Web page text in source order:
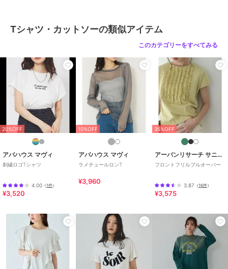
Tシャツ・カットソーの類似アイテム
このカテゴリーをすべてみる
20%OFF
アバハウス マヴィ
刺繍ロゴTシャツ
4.00 （1件）
¥3,520
10%OFF
アバハウス マヴィ
ラメチュールロンT
¥3,960
35%OFF
アーバンリサーチ サニーレーベル
フロントフリルプルオーバー
3.87 （16件）
¥3,575